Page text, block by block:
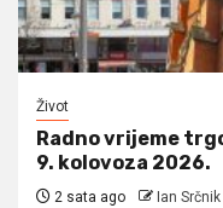
Život
Radno vrijeme
9. kolovoza 2026.
2 sata ago Ian Srčnik